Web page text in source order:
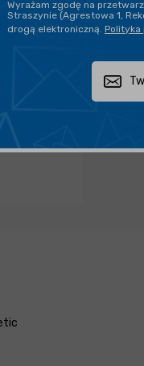
Zapytaj
Wyrażam zgodę na
Straszynie (Agrestowa 1,
drogą elektroniczną. Polityka